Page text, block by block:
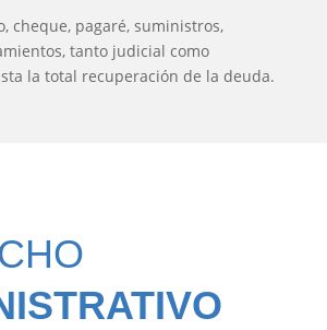
cheque, pagaré, suministros,
tanto judicial como
la total recuperación de la deuda.